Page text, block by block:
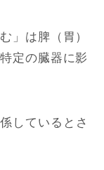
」は脾（胃）
定の臓器に影
しているとさ